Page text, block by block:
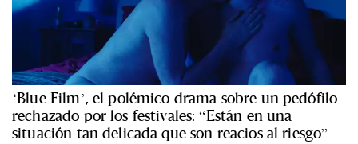
‘Blue Film’, el polémico drama sobre un pedófilo
rechazado por los festivales: “Están en una
situación tan delicada que son reacios al riesgo”